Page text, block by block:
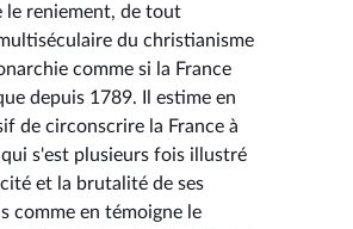
le reniement, de tout
du christianisme
comme si la France
depuis 1789. Il estime en
de circonscrire la France à
s'est plusieurs fois illustré
et la brutalité de ses
comme en témoigne le